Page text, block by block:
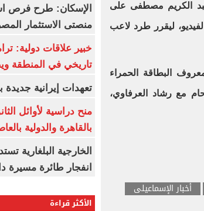
الكريم مصطفى على
لتقنية الفيديو، ليقرر طرد لاعب
البطاقة الحمراء
في الدقيقة 62، بعد التحام مع رشاد العرفاوي،
أخبار الإسماعيلى
الإسكان: طرح فرص
منصتى الاستثمار
خبير علاقات دولية:
تاريخي في المنطقة
تعهدات إيرانية
منح دراسية لأوائل
بالقاهرة والدولية
الخارجية البلغارية
انفجار طائرة مسيرة
الأكثر قراءة